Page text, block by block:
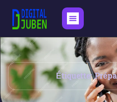
Étiquette: